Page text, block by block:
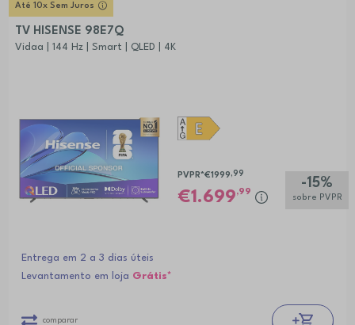
Até 10x Sem Juros
TV HISENSE 98E7Q
Vidaa | 144 Hz | Smart | QLED | 4K
-15%
sobre PVPR
PVPR*€1999 ,99
1.699,99
Entrega em 2 a 3 dias úteis
Levantamento em loja Grátis*
comparar